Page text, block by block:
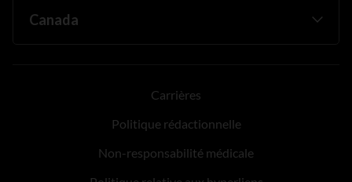
Carrières
Politique rédactionnelle
Non-responsabilité médicale